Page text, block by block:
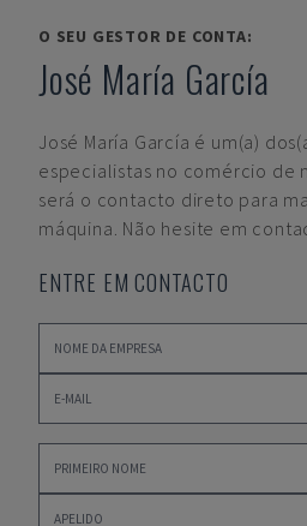
O SEU GESTOR DE CONTA:
José María García
José María García é um(a)
especialistas no comércio de
será o contacto direto para
máquina. Não hesite em
ENTRE EM CONTACTO